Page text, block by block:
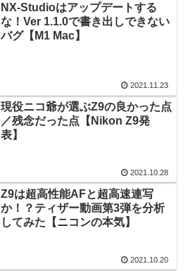
NX-Studioはアップデートする
な！Ver 1.1.0で書き出しできない
バグ【M1 Mac】
2021.11.23
現役ニコ爺が選ぶZ9の良かった点
／残念だった点【Nikon Z9発
表】
2021.10.28
Z9は超高性能AFと超高速連写
か！？ティザー動画第3弾を分析
してみた【ニコンの本気】
2021.10.20